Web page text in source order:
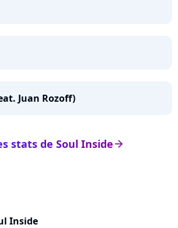
Juan Rozoff)
arrow_right
stats de Soul Inside
Inside